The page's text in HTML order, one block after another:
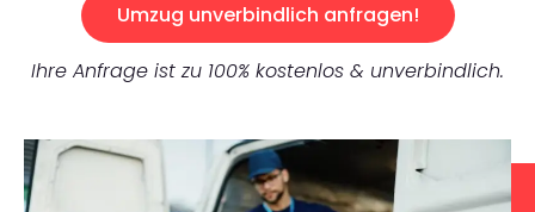
Umzug unverbindlich anfragen!
Ihre Anfrage ist zu 100% kostenlos & unverbindlich.